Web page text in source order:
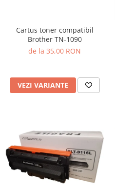
Cartus toner compatibil
Brother TN-1090
de la 35,00 RON
VEZI VARIANTE